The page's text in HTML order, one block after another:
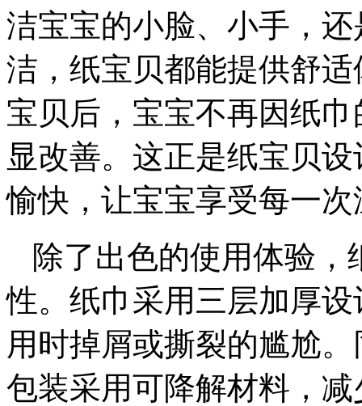
洁宝宝的小脸、小手，
洁，纸宝贝都能提供舒
宝贝后，宝宝不再因纸
显改善。这正是纸宝贝
愉快，让宝宝享受每一
除了出色的使用体验
性。纸巾采用三层加厚
用时掉屑或撕裂的尴尬
包装采用可降解材料，